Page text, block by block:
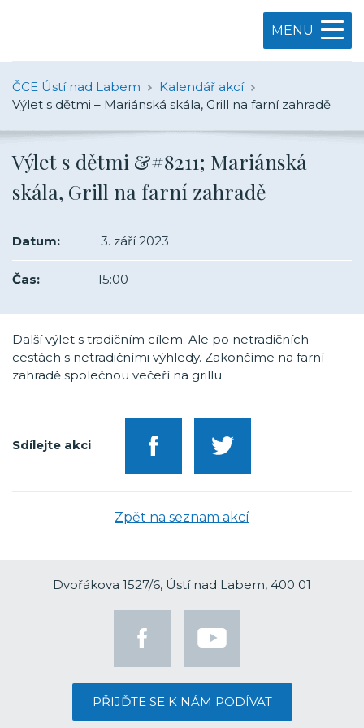
MENU
ČCE Ústí nad Labem
Kalendář akcí
Výlet s dětmi – Mariánská skála, Grill na farní zahradě
Výlet s dětmi &#8211; Mariánská
skála, Grill na farní zahradě
Datum: 3. září 2023
Čas: 15:00
Další výlet s tradičním cílem. Ale po netradičních
cestách s netradičními výhledy. Zakončíme na farní
zahradě společnou večeří na grillu.
Sdílejte akci
Zpět na seznam akcí
Dvořákova 1527/6, Ústí nad Labem, 400 01
PŘIJĎTE SE K NÁM PODÍVAT